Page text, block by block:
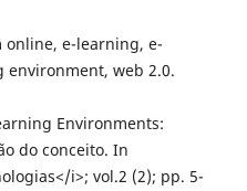
online, e-learning, e-
web 2.0.
Environments:
do conceito. In
i>; vol.2 (2); pp. 5-